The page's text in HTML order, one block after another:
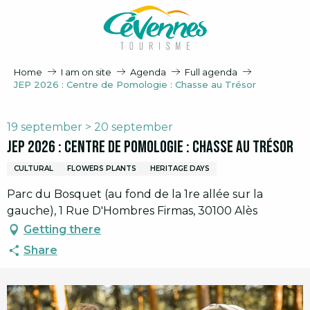
Home I am on site Agenda
Full agenda
JEP 2026 : Centre de Pomologie : Chasse au Trésor
19 september > 20 september
JEP 2026 : Centre de Pomologie : Chasse au Trésor
CULTURAL FLOWERS PLANTS HERITAGE DAYS
Parc du Bosquet (au fond de la 1re allée sur la
gauche), 1 Rue D'Hombres Firmas, 30100 Alès
Getting there
Share